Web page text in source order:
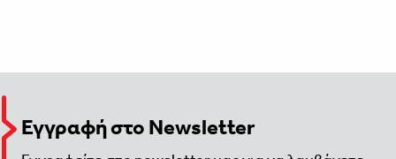
Εγγραφή στο Newsletter